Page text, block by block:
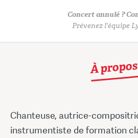
Concert annulé ?
Prévenez l'équipe
À propos
Chanteuse, autrice-
instrumentiste de formation